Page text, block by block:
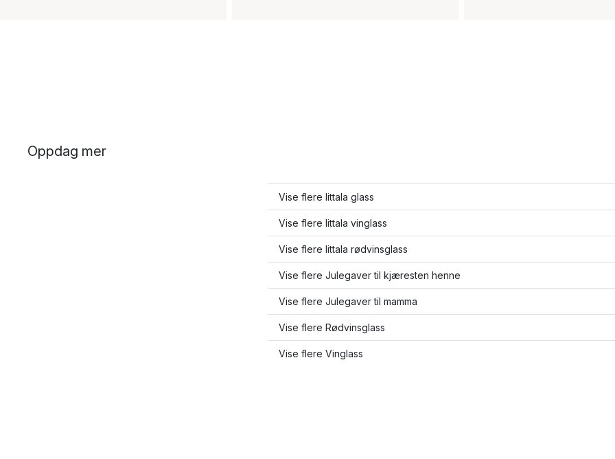
Oppdag mer
Vise flere Iittala glass
Vise flere Iittala vinglass
Vise flere Iittala rødvinsglass
Vise flere Julegaver til kjæresten henne
Vise flere Julegaver til mamma
Vise flere Rødvinsglass
Vise flere Vinglass